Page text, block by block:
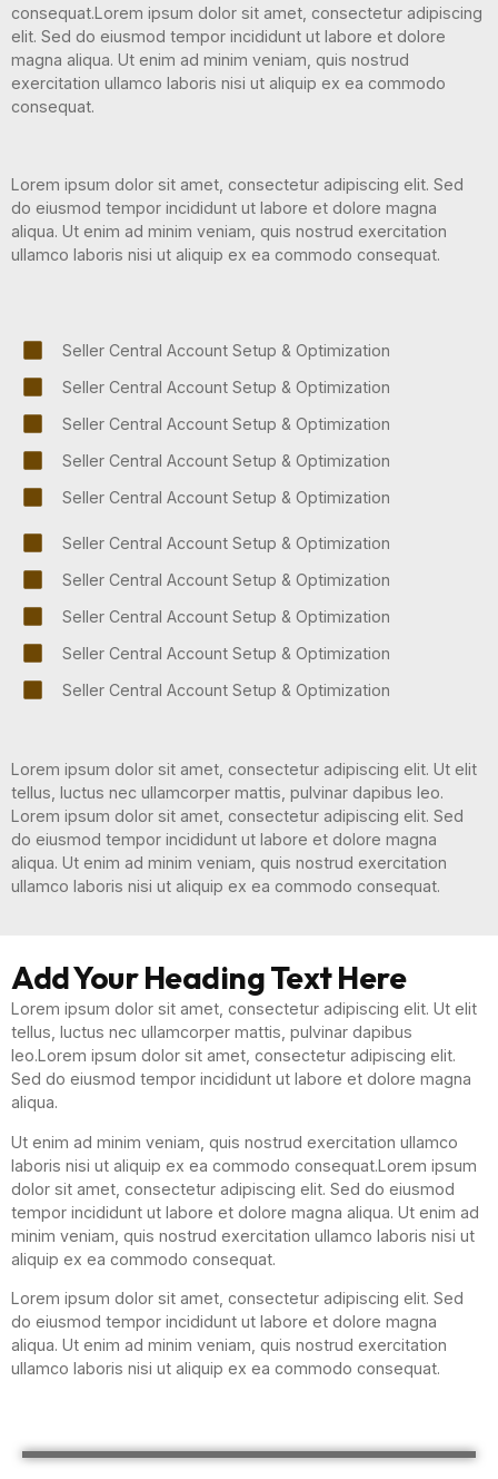
consequat.Lorem ipsum dolor sit amet, consectetur adipiscing
elit. Sed do eiusmod tempor incididunt ut labore et dolore
magna aliqua. Ut enim ad minim veniam, quis nostrud
exercitation ullamco laboris nisi ut aliquip ex ea commodo
consequat.
Lorem ipsum dolor sit amet, consectetur adipiscing elit. Sed
do eiusmod tempor incididunt ut labore et dolore magna
aliqua. Ut enim ad minim veniam, quis nostrud exercitation
ullamco laboris nisi ut aliquip ex ea commodo consequat.
Seller Central Account Setup & Optimization
Seller Central Account Setup & Optimization
Seller Central Account Setup & Optimization
Seller Central Account Setup & Optimization
Seller Central Account Setup & Optimization
Seller Central Account Setup & Optimization
Seller Central Account Setup & Optimization
Seller Central Account Setup & Optimization
Seller Central Account Setup & Optimization
Seller Central Account Setup & Optimization
Lorem ipsum dolor sit amet, consectetur adipiscing elit. Ut elit
tellus, luctus nec ullamcorper mattis, pulvinar dapibus leo.
Lorem ipsum dolor sit amet, consectetur adipiscing elit. Sed
do eiusmod tempor incididunt ut labore et dolore magna
aliqua. Ut enim ad minim veniam, quis nostrud exercitation
ullamco laboris nisi ut aliquip ex ea commodo consequat.
Add Your Heading Text Here
Lorem ipsum dolor sit amet, consectetur adipiscing elit. Ut elit
tellus, luctus nec ullamcorper mattis, pulvinar dapibus
leo.Lorem ipsum dolor sit amet, consectetur adipiscing elit.
Sed do eiusmod tempor incididunt ut labore et dolore magna
aliqua.
Ut enim ad minim veniam, quis nostrud exercitation ullamco
laboris nisi ut aliquip ex ea commodo consequat.Lorem ipsum
dolor sit amet, consectetur adipiscing elit. Sed do eiusmod
tempor incididunt ut labore et dolore magna aliqua. Ut enim ad
minim veniam, quis nostrud exercitation ullamco laboris nisi ut
aliquip ex ea commodo consequat.
Lorem ipsum dolor sit amet, consectetur adipiscing elit. Sed
do eiusmod tempor incididunt ut labore et dolore magna
aliqua. Ut enim ad minim veniam, quis nostrud exercitation
ullamco laboris nisi ut aliquip ex ea commodo consequat.